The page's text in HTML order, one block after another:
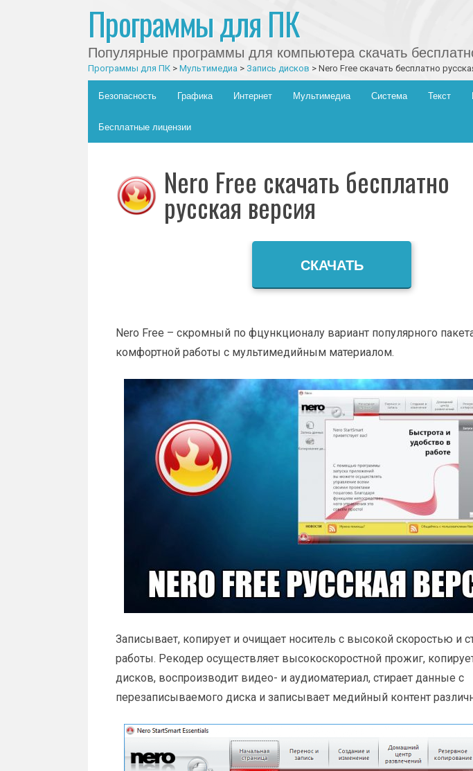
Программы для ПК
Популярные программы для компьютера скачать
Программы для ПК> Мультимедиа > Запись дисков > Nero Free скачать бесплатно
Главное меню
Skip to content
Безопасность Графика Интернет Мультимедиа Система Текст
Бесплатные лицензии
Nero Free скачать бесплатно
русская версия
СКАЧАТЬ
Nero Free – скромный по фцункционалу вариант популярного
комфортной работы с мультимедийным материалом.
Записывает, копирует и очищает носитель с высокой скоростью и
работы. Рекодер осуществляет высокоскоростной прожиг,
дисков, воспроизводит видео- и аудиоматериал, стирает данные с
перезаписываемого диска и записывает медийный контент